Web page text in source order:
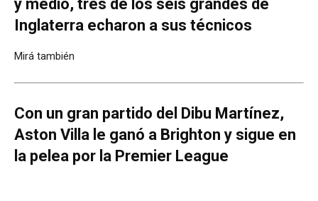
y medio, tres de los seis grandes de
Inglaterra echaron a sus técnicos
Mirá también
Con un gran partido del Dibu Martínez,
Aston Villa le ganó a Brighton y sigue en
la pelea por la Premier League